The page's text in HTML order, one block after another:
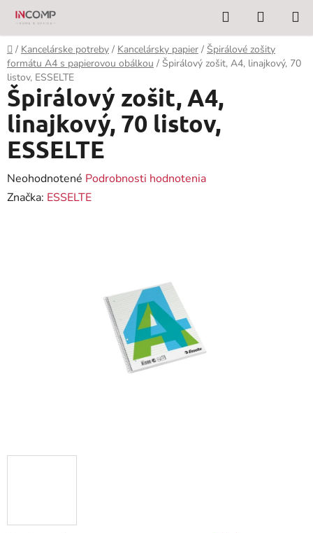
Prejsť
obsah
Hľadať
KOŠÍK
Domov
/ Kancelárske potreby / Kancelársky papier / Špirálové zošity
formátu A4 s papierovou obálkou / Špirálový zošit, A4, linajkový, 70
listov, ESSELTE
Špirálový zošit, A4,
linajkový, 70 listov,
ESSELTE
Priemerné
hodnotenie
Neohodnotené Podrobnosti hodnotenia
Značka: ESSELTE